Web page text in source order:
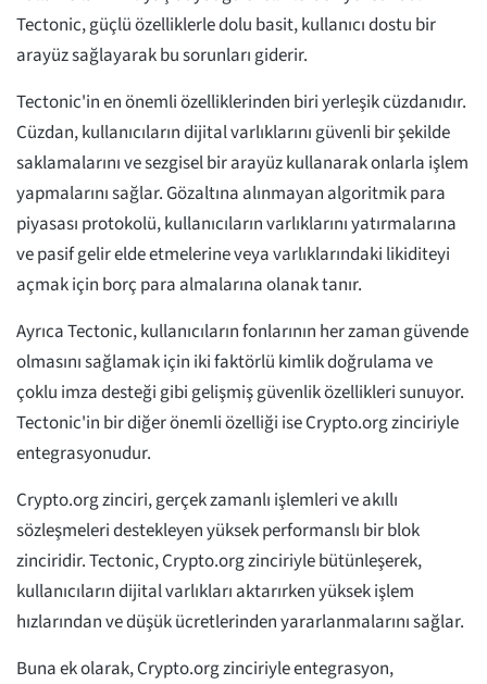
Tectonic, güçlü özelliklerle dolu basit, kullanıcı dostu bir
arayüz sağlayarak bu sorunları giderir.
Tectonic'in en önemli özelliklerinden biri yerleşik cüzdanıdır.
Cüzdan, kullanıcıların dijital varlıklarını güvenli bir şekilde
saklamalarını ve sezgisel bir arayüz kullanarak onlarla işlem
yapmalarını sağlar. Gözaltına alınmayan algoritmik para
piyasası protokolü, kullanıcıların varlıklarını yatırmalarına
ve pasif gelir elde etmelerine veya varlıklarındaki likiditeyi
açmak için borç para almalarına olanak tanır.
Ayrıca Tectonic, kullanıcıların fonlarının her zaman güvende
olmasını sağlamak için iki faktörlü kimlik doğrulama ve
çoklu imza desteği gibi gelişmiş güvenlik özellikleri sunuyor.
Tectonic'in bir diğer önemli özelliği ise Crypto.org zinciriyle
entegrasyonudur.
Crypto.org zinciri, gerçek zamanlı işlemleri ve akıllı
sözleşmeleri destekleyen yüksek performanslı bir blok
zinciridir. Tectonic, Crypto.org zinciriyle bütünleşerek,
kullanıcıların dijital varlıkları aktarırken yüksek işlem
hızlarından ve düşük ücretlerinden yararlanmalarını sağlar.
Buna ek olarak, Crypto.org zinciriyle entegrasyon,